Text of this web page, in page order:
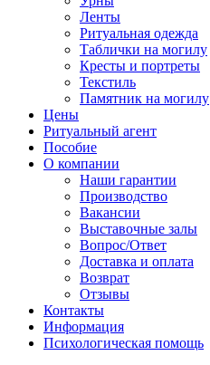
Ленты
Ритуальная одежда
Таблички на могилу
Кресты и портреты
Текстиль
Памятник на могилу
Цены
Ритуальный агент
Пособие
О компании
Наши гарантии
Производство
Вакансии
Выставочные залы
Вопрос/Ответ
Доставка и оплата
Возврат
Отзывы
Контакты
Информация
Психологическая помощь